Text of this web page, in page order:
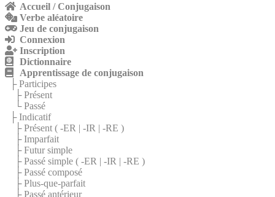
Accueil / Conjugaison
Verbe aléatoire
Jeu de conjugaison
Connexion
Inscription
Dictionnaire
Apprentissage de conjugaison
├ Participes
├ Présent
└ Passé
├ Indicatif
├ Présent ( -ER | -IR | -RE )
├ Imparfait
├ Futur simple
├ Passé simple ( -ER | -IR | -RE )
├ Passé composé
├ Plus-que-parfait
├ Passé antérieur